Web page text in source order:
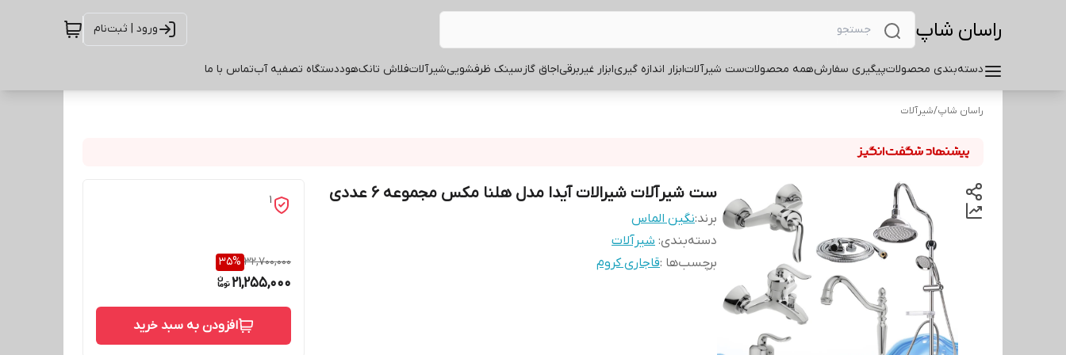
راسان شاپ ورود | ثبت‌نام
دسته‌بندی محصولاتپیگیری سفارشهمه محصولاتست شیرآلاتابزار اندازه گیریابزار غیربرقیاجاق گازسینک ظرفشوییشیرآلاتفلاش تانکهوددستگاه تصفیه آبتماس با ما
راسان شاپ/شیرآلات
ست شیرآلات شیرالات آیدا مدل هلنا مکس مجموعه 6 عددی
برند:نگین الماس
دسته‌بندی: شیرآلات
برچسب‌ها :قاجاری کروم
1
32,700,000
35%
21,255,000
افزودن به سبد خرید